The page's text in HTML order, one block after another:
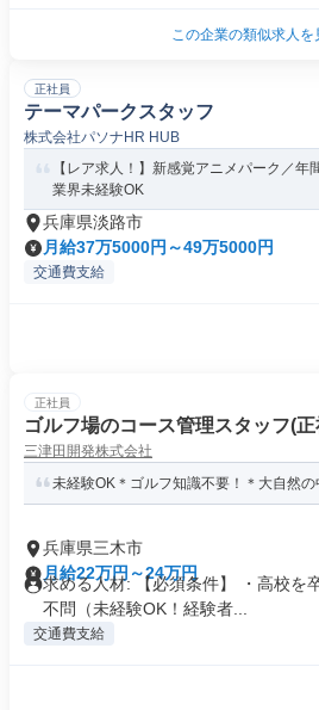
この企業の類似求人を
正社員
テーマパークスタッフ
株式会社パソナHR HUB
【レア求人！】新感覚アニメパーク／年
業界未経験OK
兵庫県淡路市
月給37万5000円～49万5000円
交通費支給
正社員
ゴルフ場のコース管理スタッフ(
三津田開発株式会社
未経験OK＊ゴルフ知識不要！＊大自然の
兵庫県三木市
月給22万円～24万円
求める人材: 【必須条件】 ・高校を
不問（未経験OK！経験者...
交通費支給